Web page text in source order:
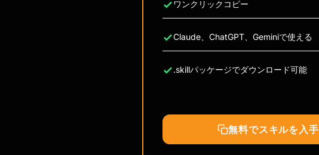
ワンクリックコピー
Claude、ChatGPT、Geminiで使える
.skillパッケージでダウンロード可能
無料でスキルを入手